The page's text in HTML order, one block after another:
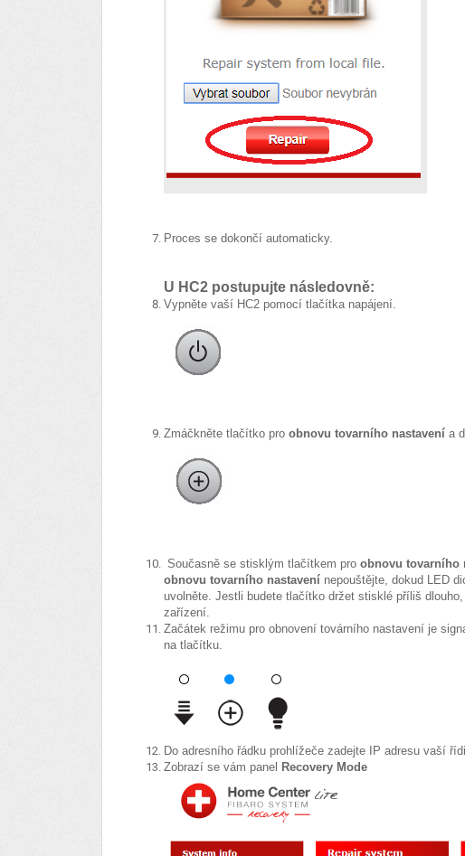
Proces se dokončí automaticky.
U HC2 postupujte následovně:
Vypněte vaší HC2 pomocí tlačítka napájení.
Zmáčkněte tlačítko pro obnovu tovarního nastavení a
Současně se stisklým tlačítkem pro obnovu tovarního
obnovu tovarního nastavení nepouštějte, dokud LED
uvolněte. Jestli budete tlačítko držet stisklé příliš
zařízení.
Začátek režimu pro obnovení továrního nastavení je
na tlačítku.
Do adresního řádku prohlížeče zadejte IP adresu vaší
Zobrazí se vám panel Recovery Mode